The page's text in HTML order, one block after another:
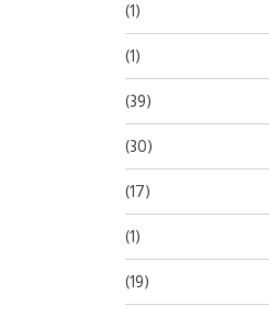
(1)
(1)
(39)
(30)
(17)
(1)
(19)